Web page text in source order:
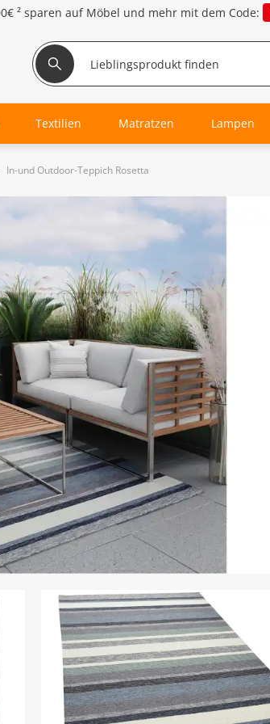
² sparen auf Möbel und mehr mit dem Code:
Textilien Matratzen Lampen
In-und Outdoor-Teppich Rosetta